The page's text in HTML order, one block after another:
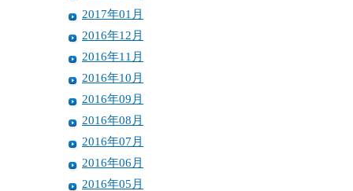
2017年01月
2016年12月
2016年11月
2016年10月
2016年09月
2016年08月
2016年07月
2016年06月
2016年05月